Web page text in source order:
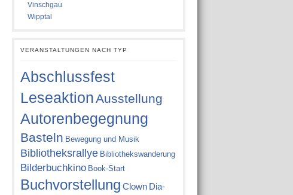
Vinschgau
Wipptal
VERANSTALTUNGEN NACH TYP
Abschlussfest
LeseaktionAusstellung
Autorenbegegnung
Basteln Bewegung und Musik
Bibliotheksrallye Bibliothekswanderung
Bilderbuchkino Book-Start
Buchvorstellung Clown Dia-